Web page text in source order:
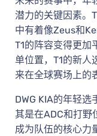
潜力的关键因素。
中有着像Zeus和
T1的阵容变得更加
单位置，T1的新人
来在全球赛场上的
DWG KIA的年轻
其是在ADC和打野
成为队伍的核心力